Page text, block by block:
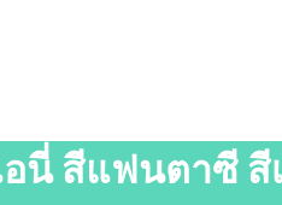
นี่ สีแฟนตาซี สี